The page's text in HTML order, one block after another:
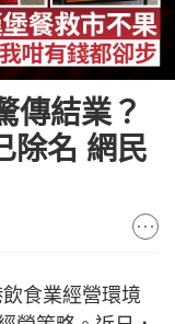
傳結業？
除名 網民
食業經營環境